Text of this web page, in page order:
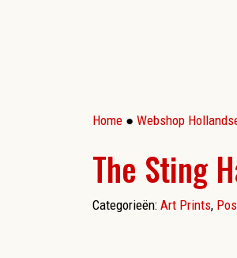
Home ● Webshop
The Sting
Categorieën: Art Prints,